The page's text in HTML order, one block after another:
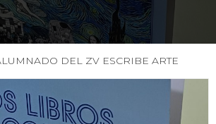
DEL ZV ESCRIBE ARTE